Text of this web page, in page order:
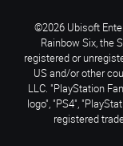
©2026 Ubisoft
Rainbow Six, the
registered or
US and/or other
LLC. "PlayStation
logo", "PS4",
registered